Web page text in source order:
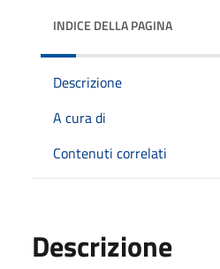
INDICE DELLA PAGINA
Descrizione
A cura di
Contenuti correlati
Descrizione